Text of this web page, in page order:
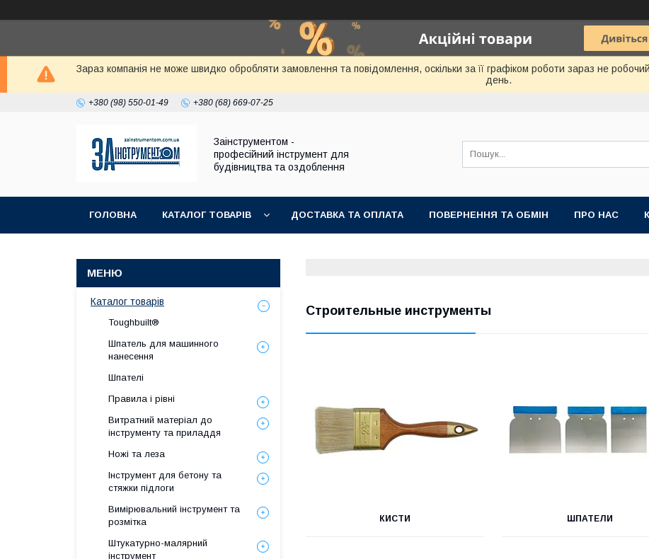
Зараз компанія не може швидко обробляти замовлення та повідомлення, оскільки за її графіком роботи зараз не
день.
+380 (98) 550-01-49 +380 (68) 669-07-25
Заінструментом -
професійний інструмент для
будівництва та оздоблення
ГОЛОВНА КАТАЛОГ ТОВАРІВ ДОСТАВКА ТА ОПЛАТА ПОВЕРНЕННЯ ТА ОБМІН ПРО НАС
Строительные инструменты
КИСТИ ШПАТЕЛИ
Каталог товарів
Toughbuilt®
Шпатель для машинного
нанесення
Шпателі
Правила і рівні
Витратний матеріал до
інструменту та приладдя
Ножі та леза
Інструмент для бетону та
стяжки підлоги
Вимірювальний інструмент та
розмітка
Штукатурно-малярний
інструмент